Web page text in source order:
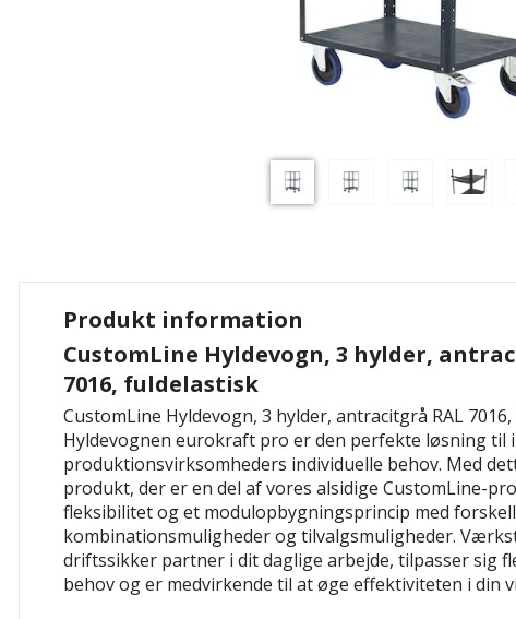
Produkt information
CustomLine Hyldevogn, 3 hylder,
7016, fuldelastisk
CustomLine Hyldevogn, 3 hylder, antracitgrå RAL
Hyldevognen eurokraft pro er den perfekte løsning til
produktionsvirksomheders individuelle behov. Med
produkt, der er en del af vores alsidige CustomLine-
fleksibilitet og et modulopbygningsprincip med
kombinationsmuligheder og tilvalgsmuligheder.
driftssikker partner i dit daglige arbejde, tilpasser sig
behov og er medvirkende til at øge effektiviteten i din